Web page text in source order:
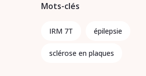
Mots-clés
IRM 7T épilepsie
sclérose en plaques